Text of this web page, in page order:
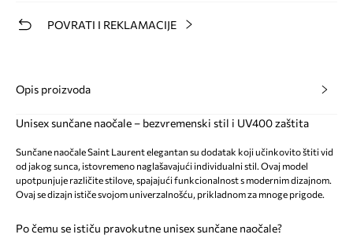
POVRATI I REKLAMACIJE
Opis proizvoda
Unisex sunčane naočale – bezvremenski stil i UV400 zaštita
Sunčane naočale Saint Laurent elegantan su dodatak koji učinkovito štiti vid
od jakog sunca, istovremeno naglašavajući individualni stil. Ovaj model
upotpunjuje različite stilove, spajajući funkcionalnost s modernim dizajnom.
Ovaj se dizajn ističe svojom univerzalnošću, prikladnom za mnoge prigode.
Po čemu se ističu pravokutne unisex sunčane naočale?